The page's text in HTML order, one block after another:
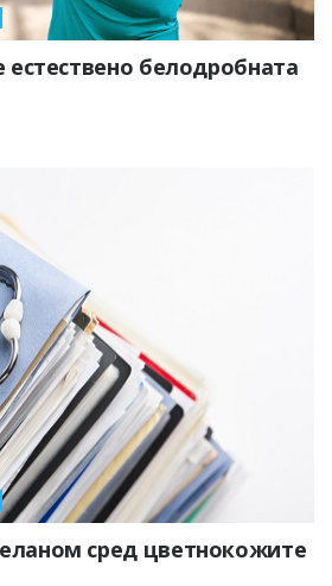
естествено белодробната
сред цветнокожите